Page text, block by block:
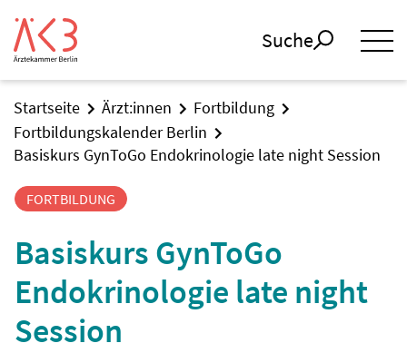
Suche
Startseite Ärzt:innen
Fortbildung
Fortbildungskalender Berlin
Basiskurs GynToGo Endokrinologie late night Session
FORTBILDUNG
Basiskurs GynToGo
Endokrinologie late night
Session